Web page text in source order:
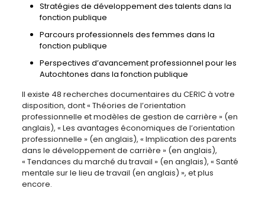
Stratégies de développement des talents dans la
fonction publique
Parcours professionnels des femmes dans la
fonction publique
Perspectives d’avancement professionnel pour les
Autochtones dans la fonction publique
Il existe 48 recherches documentaires du CERIC à votre
disposition, dont « Théories de l’orientation
professionnelle et modèles de gestion de carrière » (en
anglais), « Les avantages économiques de l’orientation
professionnelle » (en anglais), « Implication des parents
dans le développement de carrière » (en anglais),
« Tendances du marché du travail » (en anglais), « Santé
mentale sur le lieu de travail (en anglais) », et plus
encore.